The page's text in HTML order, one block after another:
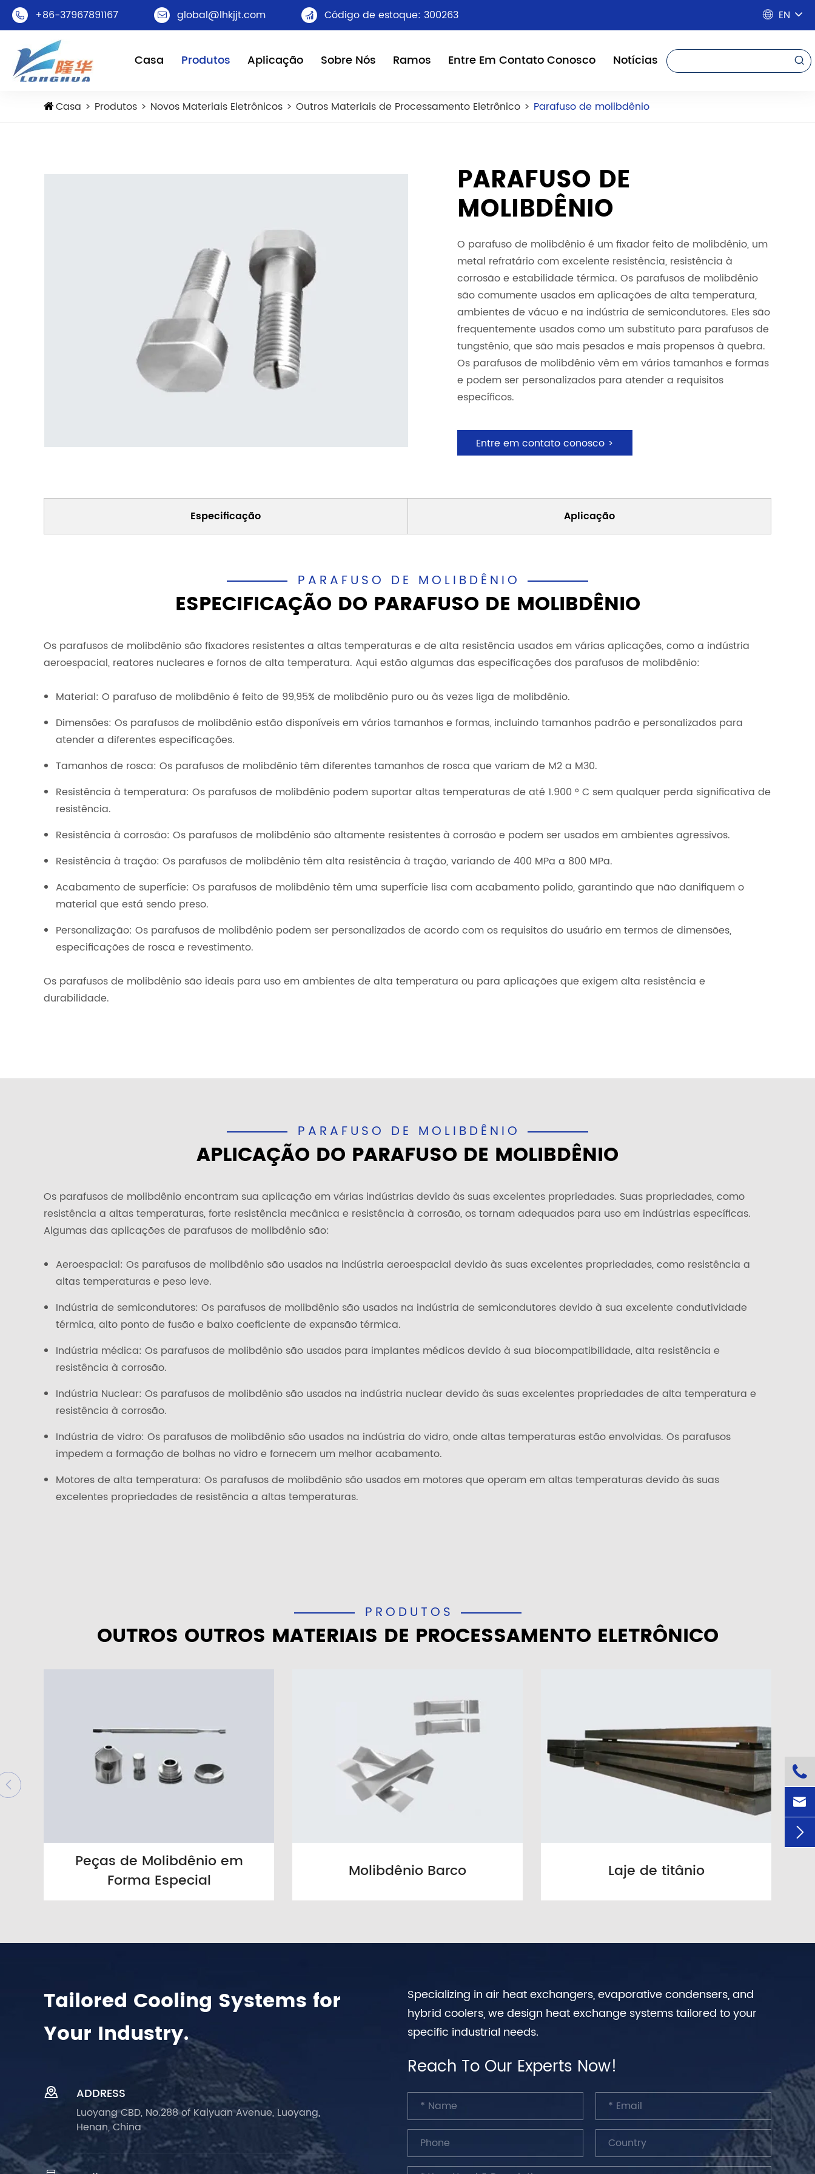
 +86-37967891167  global@lhkjjt.com  Código de estoque: 300263  EN
Casa Produtos Aplicação Sobre Nós Ramos Entre Em Contato Conosco Notícias 
Casa Produtos Novos Materiais Eletrônicos Outros Materiais de Processamento Eletrônico Parafuso de molibdênio
PARAFUSO DE
MOLIBDÊNIO
O parafuso de molibdênio é um fixador feito de molibdênio, um
metal refratário com excelente resistência, resistência à
corrosão e estabilidade térmica. Os parafusos de molibdênio
são comumente usados em aplicações de alta temperatura,
ambientes de vácuo e na indústria de semicondutores. Eles são
frequentemente usados como um substituto para parafusos de
tungstênio, que são mais pesados e mais propensos à quebra.
Os parafusos de molibdênio vêm em vários tamanhos e formas
e podem ser personalizados para atender a requisitos
específicos.
Entre em contato conosco >
Especificação Aplicação
PARAFUSO DE MOLIBDÊNIO
ESPECIFICAÇÃO DO PARAFUSO DE MOLIBDÊNIO
Os parafusos de molibdênio são fixadores resistentes a altas temperaturas e de alta resistência usados em várias aplicações, como a indústria
aeroespacial, reatores nucleares e fornos de alta temperatura. Aqui estão algumas das especificações dos parafusos de molibdênio:
Material: O parafuso de molibdênio é feito de 99,95% de molibdênio puro ou às vezes liga de molibdênio.
Dimensões: Os parafusos de molibdênio estão disponíveis em vários tamanhos e formas, incluindo tamanhos padrão e personalizados para
atender a diferentes especificações.
Tamanhos de rosca: Os parafusos de molibdênio têm diferentes tamanhos de rosca que variam de M2 a M30.
Resistência à temperatura: Os parafusos de molibdênio podem suportar altas temperaturas de até 1.900 ° C sem qualquer perda significativa de
resistência.
Resistência à corrosão: Os parafusos de molibdênio são altamente resistentes à corrosão e podem ser usados em ambientes agressivos.
Resistência à tração: Os parafusos de molibdênio têm alta resistência à tração, variando de 400 MPa a 800 MPa.
Acabamento de superfície: Os parafusos de molibdênio têm uma superfície lisa com acabamento polido, garantindo que não danifiquem o
material que está sendo preso.
Personalização: Os parafusos de molibdênio podem ser personalizados de acordo com os requisitos do usuário em termos de dimensões,
especificações de rosca e revestimento.
Os parafusos de molibdênio são ideais para uso em ambientes de alta temperatura ou para aplicações que exigem alta resistência e
durabilidade.
PARAFUSO DE MOLIBDÊNIO
APLICAÇÃO DO PARAFUSO DE MOLIBDÊNIO
Os parafusos de molibdênio encontram sua aplicação em várias indústrias devido às suas excelentes propriedades. Suas propriedades, como
resistência a altas temperaturas, forte resistência mecânica e resistência à corrosão, os tornam adequados para uso em indústrias específicas.
Algumas das aplicações de parafusos de molibdênio são:
Aeroespacial: Os parafusos de molibdênio são usados na indústria aeroespacial devido às suas excelentes propriedades, como resistência a
altas temperaturas e peso leve.
Indústria de semicondutores: Os parafusos de molibdênio são usados na indústria de semicondutores devido à sua excelente condutividade
térmica, alto ponto de fusão e baixo coeficiente de expansão térmica.
Indústria médica: Os parafusos de molibdênio são usados para implantes médicos devido à sua biocompatibilidade, alta resistência e
resistência à corrosão.
Indústria Nuclear: Os parafusos de molibdênio são usados na indústria nuclear devido às suas excelentes propriedades de alta temperatura e
resistência à corrosão.
Indústria de vidro: Os parafusos de molibdênio são usados na indústria do vidro, onde altas temperaturas estão envolvidas. Os parafusos
impedem a formação de bolhas no vidro e fornecem um melhor acabamento.
Motores de alta temperatura: Os parafusos de molibdênio são usados em motores que operam em altas temperaturas devido às suas
excelentes propriedades de resistência a altas temperaturas.
PRODUTOS
OUTROS OUTROS MATERIAIS DE PROCESSAMENTO ELETRÔNICO
Peças de Molibdênio em
Forma Especial
Molibdênio Barco Laje de titânio
 
Tailored Cooling Systems for
Your Industry.
 ADDRESS
Luoyang CBD, No.288 of Kaiyuan Avenue, Luoyang,
Henan, China
Specializing in air heat exchangers, evaporative condensers, and
hybrid coolers, we design heat exchange systems tailored to your
specific industrial needs.
Reach To Our Experts Now!


